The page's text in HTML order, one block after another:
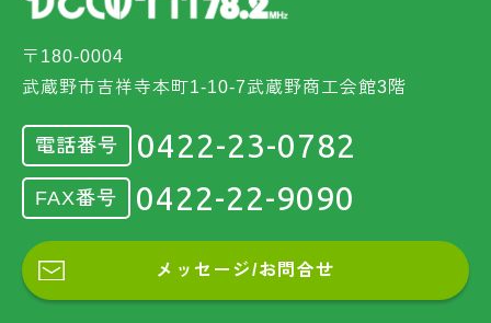
〒180-0004
武蔵野市吉祥寺本町1-10-7武蔵野商工会館3階
電話番号 0422-23-0782
FAX番号 0422-22-9090
メッセージ/お問合せ